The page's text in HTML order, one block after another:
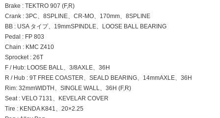
Brake : TEKTRO 907 (F,R)
Crank : 3PC、8SPLINE、CR-MO、170mm、8SPLINE
BB : USA タイプ、19mmSPINDLE、LOOSE BALL BEARING
Pedal : FP 803
Chain : KMC Z410
Sprocket : 26T
F / Hub: LOOSE BALL、3/8AXLE、36H
R / Hub : 9T FREE COASTER、SEALD BEARING、14mmAXLE、36H
Rim: 32mmWIDTH、SINGLE WALL、36H (F,R)
Seat : VELO 7131、KEVELAR COVER
Tire : KENDA K841、20×2.25